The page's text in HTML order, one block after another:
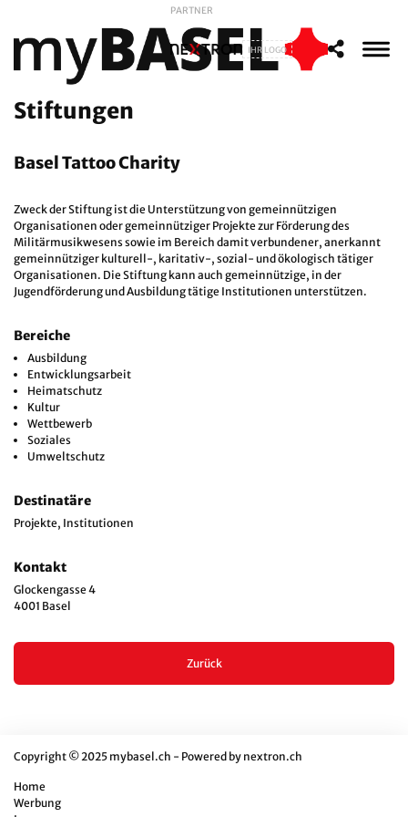
PARTNER
IHR LOGO
Stiftungen
Basel Tattoo Charity
Zweck der Stiftung ist die Unterstützung von gemeinnützigen
Organisationen oder gemeinnütziger Projekte zur Förderung des
Militärmusikwesens sowie im Bereich damit verbundener, anerkannt
gemeinnütziger kulturell-, karitativ-, sozial- und ökologisch tätiger
Organisationen. Die Stiftung kann auch gemeinnützige, in der
Jugendförderung und Ausbildung tätige Institutionen unterstützen.
Bereiche
Ausbildung
Entwicklungsarbeit
Heimatschutz
Kultur
Wettbewerb
Soziales
Umweltschutz
Destinatäre
Projekte, Institutionen
Kontakt
Glockengasse 4
4001 Basel
Zurück
Copyright © 2025 mybasel.ch - Powered by nextron.ch
Home
Werbung